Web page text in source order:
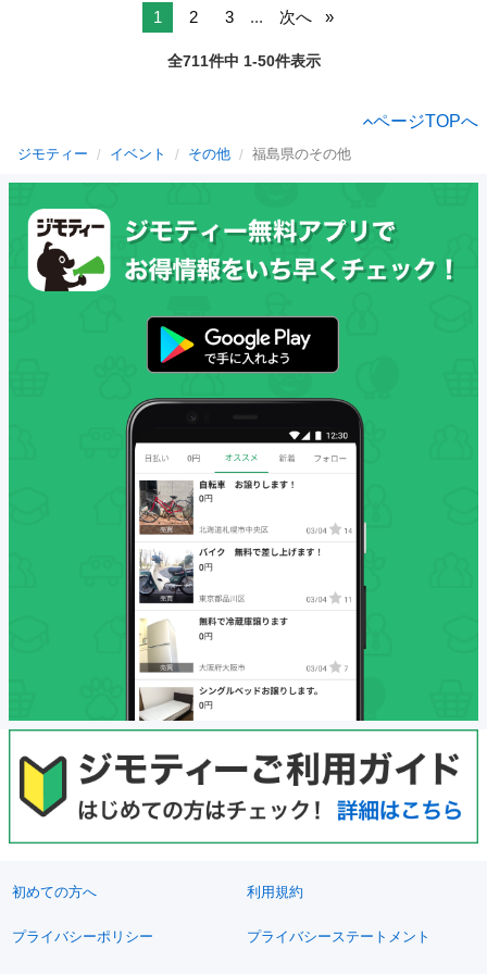
1 2 3 ... 次へ
全711件中 1-50件表示
ページTOPへ
ジモティー イベント その他 福島県のその他
初めての方へ 利用規約
プライバシーポリシー プライバシーステートメント